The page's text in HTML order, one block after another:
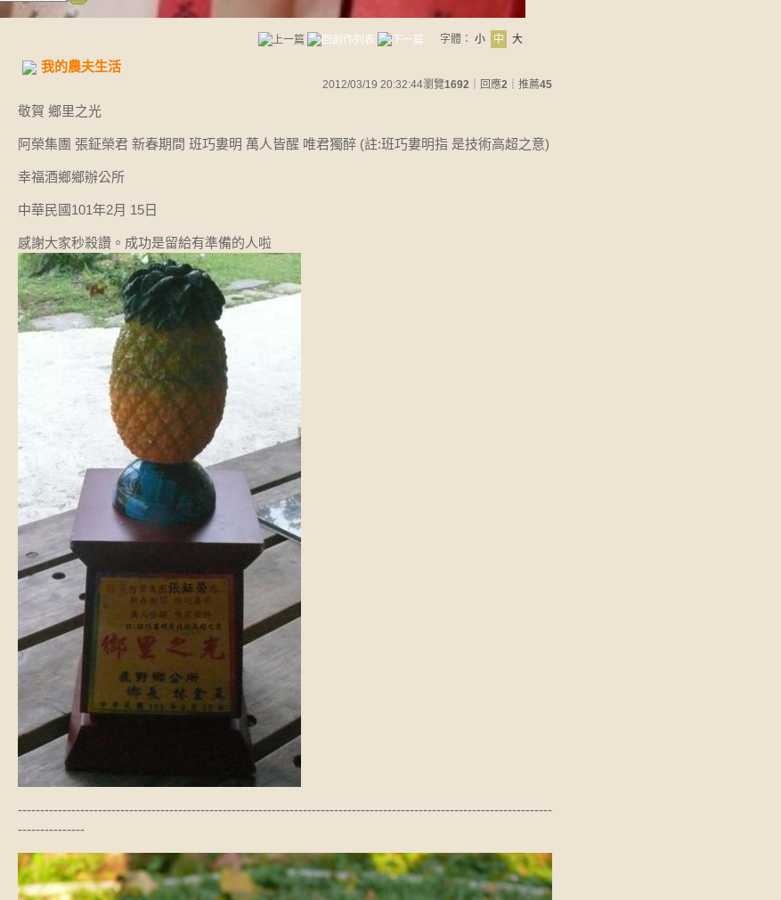
字體： 小 中 大
我的農夫生活
2012/03/19 20:32:44瀏覽1692 ｜回應2 ｜推薦45
敬賀 鄉里之光
阿榮集團 張鉦榮君 新春期間 班巧婁明 萬人皆醒 唯君獨醉 (註:班巧婁明指 是技術高超之意)
幸福酒鄉鄉辦公所
中華民國101年2月 15日
感謝大家秒殺讚。成功是留給有準備的人啦
------------------------------------------------------------------------------------------------------------------------
---------------